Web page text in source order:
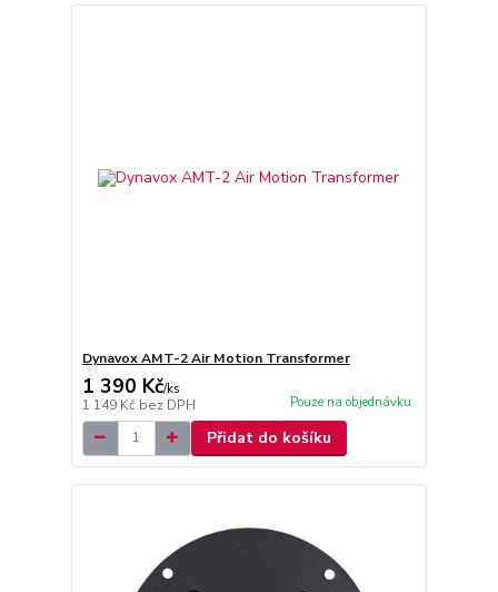
Dynavox AMT-2 Air Motion Transformer
1 390 Kč/ks
1 149 Kč bez DPH Pouze na objednávku
Přidat do košíku